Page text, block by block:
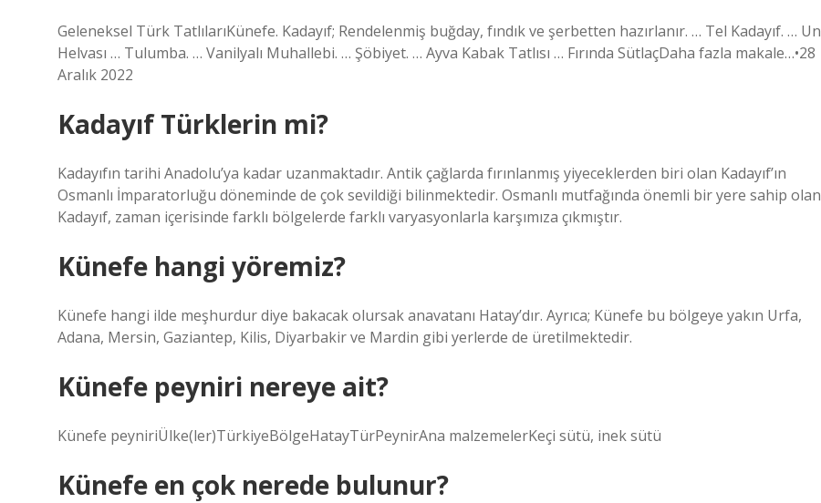
Geleneksel Türk TatlılarıKünefe. Kadayıf; Rendelenmiş buğday, fındık ve şerbetten hazırlanır. … Tel Kadayıf. … Un
Helvası … Tulumba. … Vanilyalı Muhallebi. … Şöbiyet. … Ayva Kabak Tatlısı … Fırında SütlaçDaha fazla makale…•28
Aralık 2022
Kadayıf Türklerin mi?
Kadayıfın tarihi Anadolu’ya kadar uzanmaktadır. Antik çağlarda fırınlanmış yiyeceklerden biri olan Kadayıf’ın
Osmanlı İmparatorluğu döneminde de çok sevildiği bilinmektedir. Osmanlı mutfağında önemli bir yere sahip olan
Kadayıf, zaman içerisinde farklı bölgelerde farklı varyasyonlarla karşımıza çıkmıştır.
Künefe hangi yöremiz?
Künefe hangi ilde meşhurdur diye bakacak olursak anavatanı Hatay’dır. Ayrıca; Künefe bu bölgeye yakın Urfa,
Adana, Mersin, Gaziantep, Kilis, Diyarbakir ve Mardin gibi yerlerde de üretilmektedir.
Künefe peyniri nereye ait?
Künefe peyniriÜlke(ler)TürkiyeBölgeHatayTürPeynirAna malzemelerKeçi sütü, inek sütü
Künefe en çok nerede bulunur?